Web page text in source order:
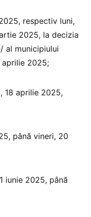
respectiv luni,
2025, la decizia
al municipiului
aprilie 2025;
18 aprilie 2025,
până vineri, 20
iunie 2025, până